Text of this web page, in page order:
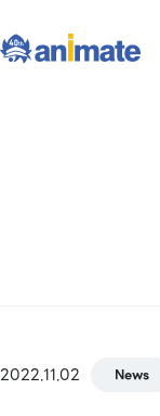
2022.11.02 News